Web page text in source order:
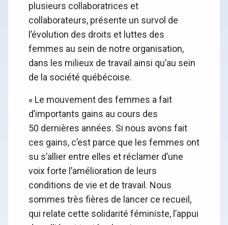
plusieurs collaboratrices et
collaborateurs, présente un survol de
l’évolution des droits et luttes des
femmes au sein de notre organisation,
dans les milieux de travail ainsi qu’au sein
de la société québécoise.
« Le mouvement des femmes a fait
d’importants gains au cours des
50 dernières années. Si nous avons fait
ces gains, c’est parce que les femmes ont
su s’allier entre elles et réclamer d’une
voix forte l’amélioration de leurs
conditions de vie et de travail. Nous
sommes très fières de lancer ce recueil,
qui relate cette solidarité féministe, l’appui